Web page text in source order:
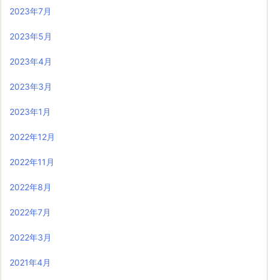
2023年7月
2023年5月
2023年4月
2023年3月
2023年1月
2022年12月
2022年11月
2022年8月
2022年7月
2022年3月
2021年4月